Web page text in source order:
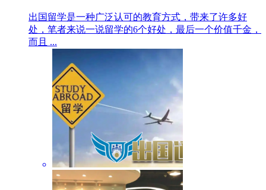
出国留学是一种广泛认可的教育方式，带来了许多好
处，笔者来说一说留学的6个好处，最后一个价值千金，
而且 ...